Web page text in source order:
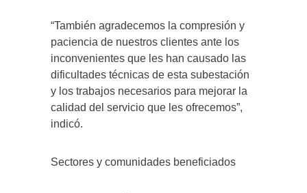
“También agradecemos la compresión y
paciencia de nuestros clientes ante los
inconvenientes que les han causado las
dificultades técnicas de esta subestación
y los trabajos necesarios para mejorar la
calidad del servicio que les ofrecemos”,
indicó.
Sectores y comunidades beneficiados